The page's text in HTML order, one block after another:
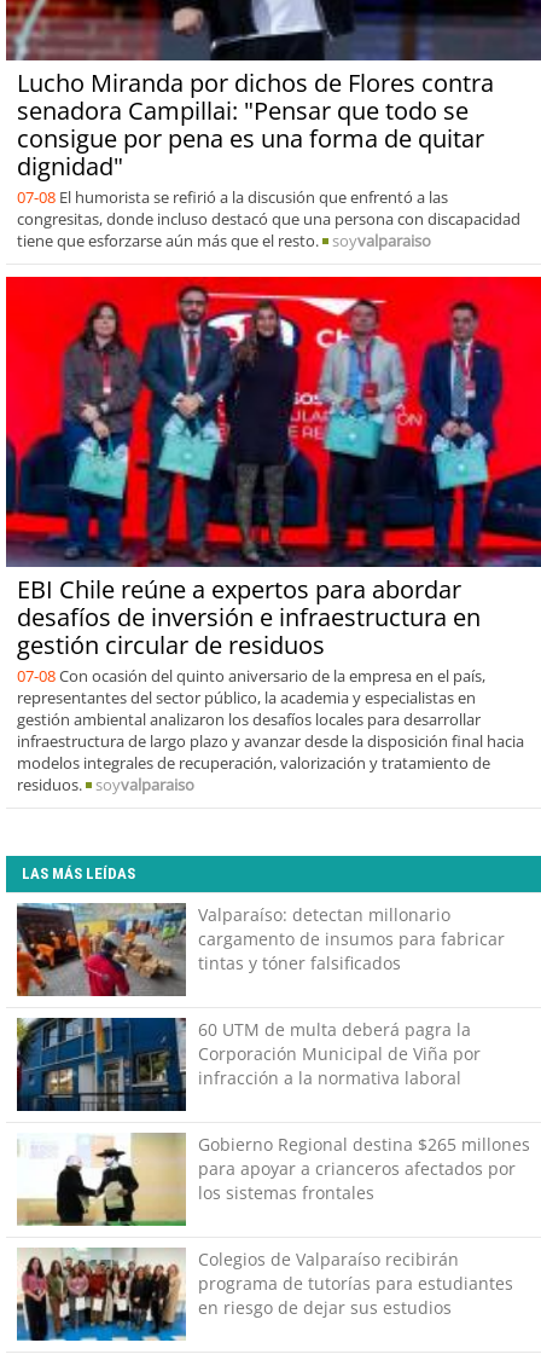
Lucho Miranda por dichos de Flores contra
senadora Campillai: "Pensar que todo se
consigue por pena es una forma de quitar
dignidad"
07-08 El humorista se refirió a la discusión que enfrentó a las
congresitas, donde incluso destacó que una persona con discapacidad
tiene que esforzarse aún más que el resto.
soyvalparaiso
EBI Chile reúne a expertos para abordar
desafíos de inversión e infraestructura en
gestión circular de residuos
07-08Con ocasión del quinto aniversario de la empresa en el país,
representantes del sector público, la academia y especialistas en
gestión ambiental analizaron los desafíos locales para desarrollar
infraestructura de largo plazo y avanzar desde la disposición final hacia
modelos integrales de recuperación, valorización y tratamiento de
residuos.
soyvalparaiso
LAS MÁS LEÍDAS
Valparaíso: detectan millonario
cargamento de insumos para fabricar
tintas y tóner falsificados
60 UTM de multa deberá pagra la
Corporación Municipal de Viña por
infracción a la normativa laboral
Gobierno Regional destina $265 millones
para apoyar a crianceros afectados por
los sistemas frontales
Colegios de Valparaíso recibirán
programa de tutorías para estudiantes
en riesgo de dejar sus estudios